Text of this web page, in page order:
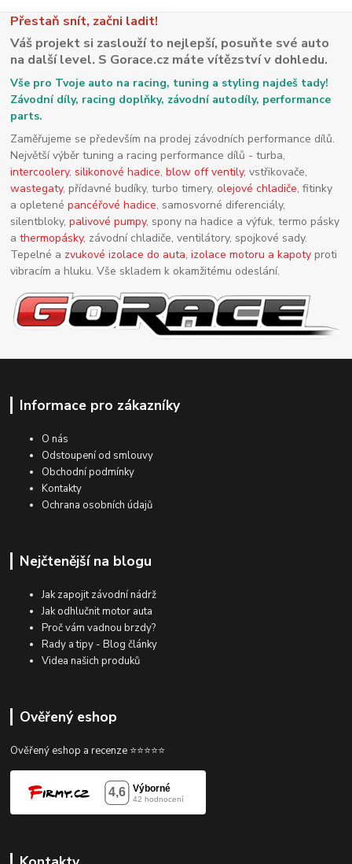
Přestaň snít, začni ladit!
Váš projekt si zaslouží to nejlepší, posuňte své auto
na další level. S Gorace.cz máte vítězství v dohledu.
Vše pro Tvoje auto na racing, tuning a styling najdeš tady!
Závodní díly, racing doplňky, závodní autodíly, performance
parts.
Zaměřujeme se především na prodej závodních performance dílů.
Největší výběr tuning a racing performance dílů - turba,
intercoolery,silikonové hadice,blow off ventily, vstřikovače,
wastegaty, přídavné budíky, turbo timery,olejové chladiče, fitinky
a opletenépancéřové hadice, samosvorné diferenciály,
silentbloky,palivové pumpy, spony na hadice a výfuk, termo pásky
athermopásky, závodní chladiče, ventilátory, spojkové sady.
Tepelné a zvukové izolace do auta,izolace motoru a kapoty proti
vibracím a hluku. Vše skladem k okamžitému odeslání.
Informace pro zákazníky
O nás
Odstoupení od smlouvy
Obchodní podmínky
Kontakty
Ochrana osobních údajů
Nejčtenější na blogu
Jak zapojit závodní nádrž
Jak odhlučnit motor auta
Proč vám vadnou brzdy?
Rady a tipy - Blog články
Videa našich produků
Ověřený eshop
Ověřený eshop a recenze ⭐⭐⭐⭐⭐